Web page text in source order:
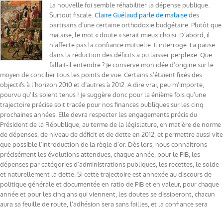
La nouvelle foi semble réhabiliter la dépense publique.
Surtout fiscale. Claire Guélaud parle de malaisedes
partisans d’une certaine orthodoxie budgétaire. Plutôt que
malaise, le mot « doute » serait mieux choisi. D’abord, il
n’affecte pas la confiance mutuelle. Il interroge. La pause
dans la réduction des déficits a pu laisser perplexe. Que
fallait-il entendre ? Je conserve mon idée d’origine sur le
moyen de concilier tous les points de vue. Certains s’étaient fixés des
objectifs à l’horizon 2010 et d’autres à 2012. A dire vrai, peu m’importe,
pourvu qu’ils soient tenus ! Je suggère donc pour la énième fois qu’une
trajectoire précise soit tracée pour nos finances publiques sur les cinq
prochaines années. Elle devra respecter les engagements précis du
Président de la République, au terme de la législature, en matière de norme
de dépenses, de niveau de déficit et de dette en 2012, et permettre aussi vite
que possible l’introduction de la règle d’or. Dès lors, nous connaitrons
précisément les évolutions attendues, chaque année, pour le PIB, les
dépenses par catégories d’administrations publiques, les recettes, le solde
et naturellement la dette. Si cette trajectoire est annexée au discours de
politique générale et documentée en ratio de PIB et en valeur, pour chaque
année et pour les cinq ans qui viennent, les doutes se dissiperont, chacun
aura sa feuille de route, l’adhésion sera sans failles, et la confiance sera